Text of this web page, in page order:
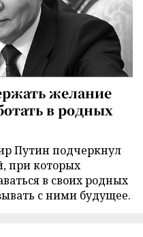
желание
в родных
Путин подчеркнул
при которых
в своих родных
с ними будущее.